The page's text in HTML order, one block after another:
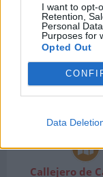
I want to opt-
Retention,
Personal
Purposes for
Opted Out
Data
Callejero de
Código postal
Valencia.
Callejero de